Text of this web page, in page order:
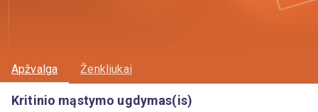
Apžvalga Ženkliukai
Kritinio mąstymo ugdymas(is)